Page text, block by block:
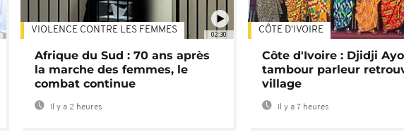
02:30
VIOLENCE CONTRE LES FEMMES
Afrique du Sud : 70 ans après
la marche des femmes, le
combat continue
Il y a 2 heures
CÔTE D'IVOIRE
Côte d'Ivoire : Djidji
tambour parleur
village
Il y a 7 heures